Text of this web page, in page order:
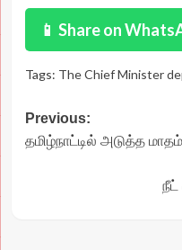
📱 Share on
Tags: The Chief Minister
Post
navigation
Previous:
தமிழ்நாட்டில் அடுத்த
நீட்